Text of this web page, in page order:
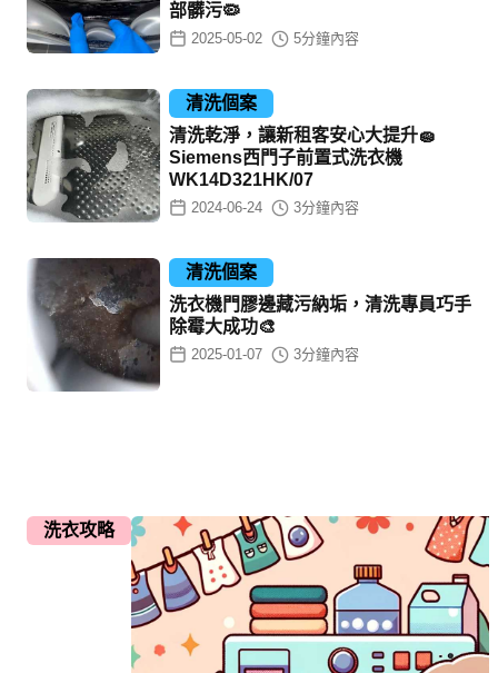
部髒污🦠
2025-05-02 5分鐘內容
清洗個案
清洗乾淨，讓新租客安心大提升🧽
Siemens西門子前置式洗衣機
WK14D321HK/07
2024-06-24 3分鐘內容
清洗個案
洗衣機門膠邊藏污納垢，清洗專員巧手
除霉大成功🎨
2025-01-07 3分鐘內容
洗衣攻略